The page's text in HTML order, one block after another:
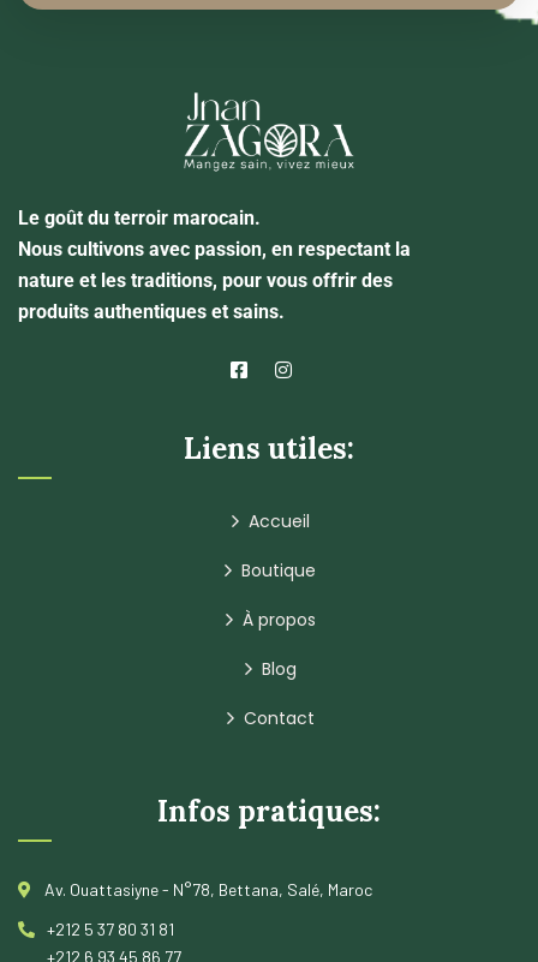
Le goût du terroir marocain.
Nous cultivons avec passion, en respectant la
nature et les traditions, pour vous offrir des
produits authentiques et sains.
Liens utiles:
Accueil
Boutique
À propos
Blog
Contact
Infos pratiques:
Av. Ouattasiyne - N°78, Bettana, Salé, Maroc
+212 5 37 80 31 81
+212 6 93 45 86 77